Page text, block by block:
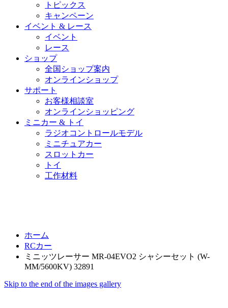
トピックス
キャンペーン
イベント & レース
イベント
レース
ショップ
全国ショップ案内
オンラインショップ
サポート
お客様相談室
オンラインショッピング
ミニカー & トイ
ラジオコントロールモデル
ミニチュアカー
スロットカー
トイ
工作材料
ホーム
RCカー
ミニッツレーサー MR-04EVO2 シャシーセット (W-
MM/5600KV) 32891
Skip to the end of the images gallery